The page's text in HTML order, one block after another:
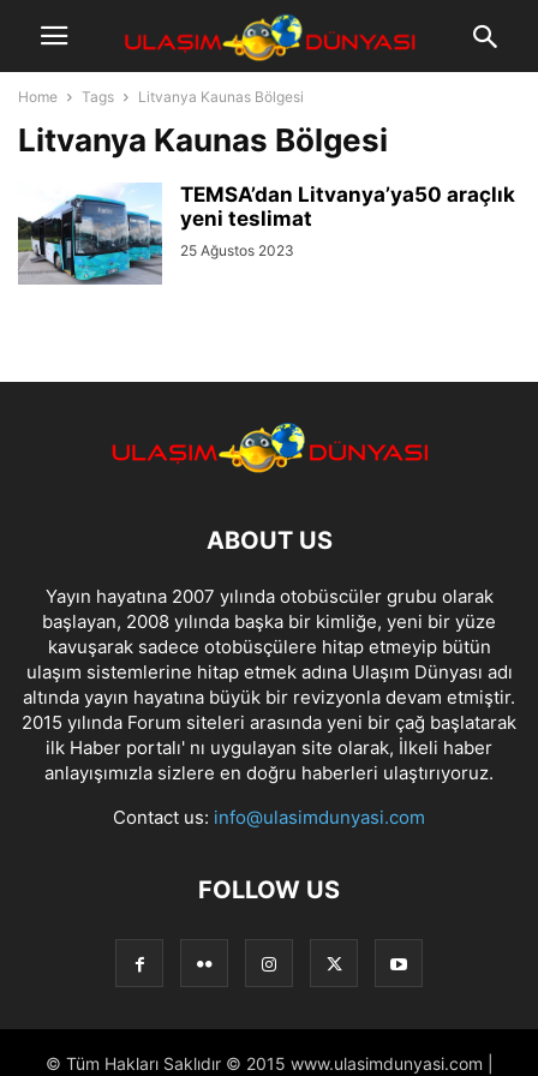
Home Tags Litvanya Kaunas Bölgesi
Litvanya Kaunas Bölgesi
TEMSA’dan Litvanya’ya50 araçlık
yeni teslimat
25 Ağustos 2023
ABOUT US
Yayın hayatına 2007 yılında otobüscüler grubu olarak
başlayan, 2008 yılında başka bir kimliğe, yeni bir yüze
kavuşarak sadece otobüsçülere hitap etmeyip bütün
ulaşım sistemlerine hitap etmek adına Ulaşım Dünyası adı
altında yayın hayatına büyük bir revizyonla devam etmiştir.
2015 yılında Forum siteleri arasında yeni bir çağ başlatarak
ilk Haber portalı' nı uygulayan site olarak, İlkeli haber
anlayışımızla sizlere en doğru haberleri ulaştırıyoruz.
Contact us: info@ulasimdunyasi.com
FOLLOW US
© Tüm Hakları Saklıdır © 2015 www.ulasimdunyasi.com |